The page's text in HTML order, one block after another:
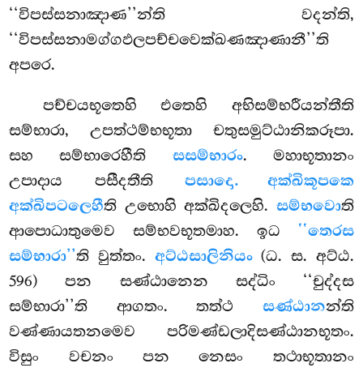
‘‘විපස්සනාඤාණ’’න්ති වදන්ති,
‘‘විපස්සනාමග්ගඵලපච්චවෙක්ඛණඤාණානී’’ති
අපරෙ.
පච්චයභූතෙහි එතෙහි අභිසම්භරීයන්තීති
සම්භාරා, උපත්ථම්භභූතා චතුසමුට්ඨානිකරූපා.
සහ සම්භාරෙහීති සසම්භාරං. මහාභූතානං
උපාදාය පසීදතීතිපසාදො. අක්ඛිකූපකෙ
අක්ඛිපටලෙහීති උභොහි අක්ඛිදලෙහි. සම්භවොති
ආපොධාතුමෙව සම්භවභූතමාහ. ඉධ ‘‘තෙරස
සම්භාරා’’ති වුත්තං. අට්ඨසාලිනියං(ධ. ස. අට්ඨ.
596) පන සණ්ඨානෙන සද්ධිං ‘‘චුද්දස
සම්භාරා’’ති ආගතං. තත්ථ සණ්ඨානන්ති
වණ්ණායතනමෙව පරිමණ්ඩලාදිසණ්ඨානභූතං.
විසුං වචනං පන නෙසං තථාභූතානං